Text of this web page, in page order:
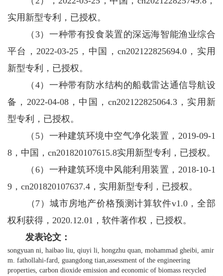
实用新型专利，已授权。
（3）一种带有投食装置的深远海智能渔业综合
平台，2022-03-25，中国，cn202122825694.0，实用
新型专利，已授权。
（4）一种带有防水结构的船载雷达通信导航设
备，2022-04-08，中国，cn202122825064.3，实用新
型专利，已授权。
（5）一种建筑环境中空气净化装置，2019-09-1
8，中国，cn201820107615.8实用新型专利，已授权。
（6）一种建筑环境中风能利用装置，2018-10-1
9，cn201820107637.4，实用新型专利，已授权。
（7）城市房地产价格预测计算软件v1.0，全部
权利获得，2020.12.01，软件著作权，已授权。
发表论文：
songyuan ni, haibao liu, qiuyi li, hongzhu quan, mohammad gheibi, amir
m. fathollahi-fard, guangdong tian,assessment of the engineering
properties, carbon dioxide emission and economic of biomass recycled